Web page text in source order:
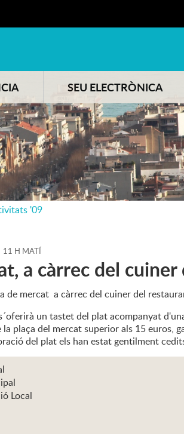
SEU ELECTRÒNICA
'09
11 H MATÍ
a càrrec del
de mercat a càrrec del cuiner del
un tastet del plat acompanyat
plaça del mercat superior als 15 euros,
del plat els han estat gentilment
Local